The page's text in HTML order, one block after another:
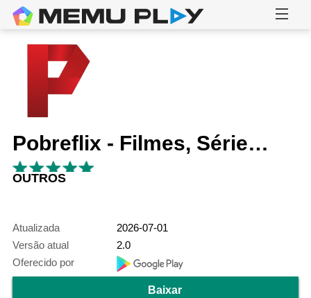
Pobreflix - Filmes, Séries e Animes
OUTROS
Atualizada
2026-07-01
Versão atual
2.0
Oferecido por
Baixar